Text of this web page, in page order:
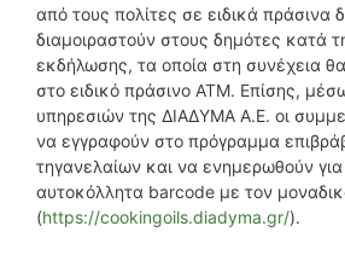
από τους πολίτες σε ειδικά πράσινα
διαμοιραστούν στους δημότες κατά
εκδήλωσης, τα οποία στη συνέχεια
στο ειδικό πράσινο ΑΤΜ. Επίσης,
υπηρεσιών της ΔΙΑΔΥΜΑ Α.Ε. οι
να εγγραφούν στο πρόγραμμα
τηγανελαίων και να ενημερωθούν για
αυτοκόλλητα barcode με τον
(https://cookingoils.diadyma.gr/).